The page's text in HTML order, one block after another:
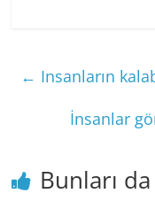
← Insanların
İnsanlar
Bunları